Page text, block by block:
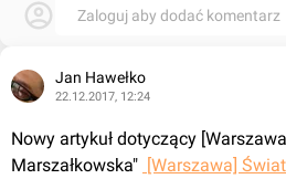
Zaloguj aby dodać komentarz
Jan Hawełko
22.12.2017, 12:24
Nowy artykuł dotyczący
Marszałkowska" [Warszawa]